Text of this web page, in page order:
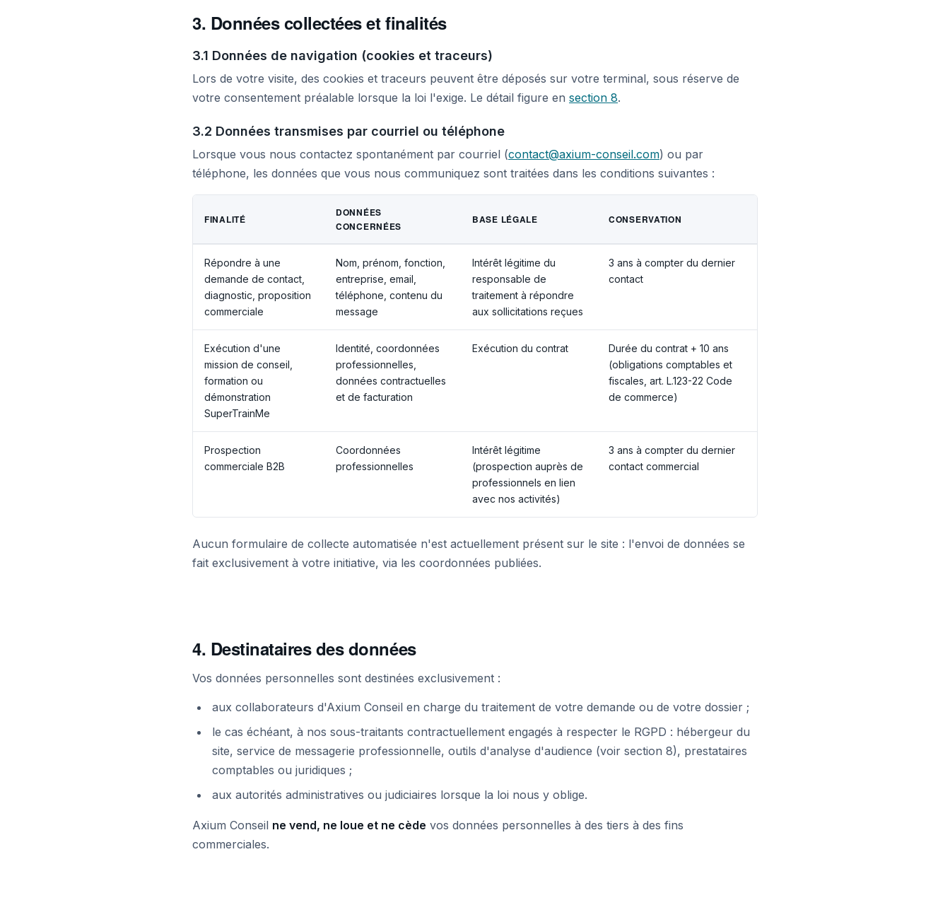
3. Données collectées et finalités
3.1 Données de navigation (cookies et traceurs)
Lors de votre visite, des cookies et traceurs peuvent être déposés sur votre terminal, sous réserve de
votre consentement préalable lorsque la loi l'exige. Le détail figure en section 8.
3.2 Données transmises par courriel ou téléphone
Lorsque vous nous contactez spontanément par courriel (contact@axium-conseil.com) ou par
téléphone, les données que vous nous communiquez sont traitées dans les conditions suivantes :
FINALITÉ
DONNÉES
CONCERNÉES
BASE LÉGALE CONSERVATION
Répondre à une
demande de contact,
diagnostic, proposition
commerciale
Nom, prénom, fonction,
entreprise, email,
téléphone, contenu du
message
Intérêt légitime du
responsable de
traitement à répondre
aux sollicitations reçues
3 ans à compter du dernier
contact
Exécution d'une
mission de conseil,
formation ou
démonstration
SuperTrainMe
Identité, coordonnées
professionnelles,
données contractuelles
et de facturation
Exécution du contrat
Durée du contrat + 10 ans
(obligations comptables et
fiscales, art. L.123-22 Code
de commerce)
Prospection
commerciale B2B
Coordonnées
professionnelles
Intérêt légitime
(prospection auprès de
professionnels en lien
avec nos activités)
3 ans à compter du dernier
contact commercial
Aucun formulaire de collecte automatisée n'est actuellement présent sur le site : l'envoi de données se
fait exclusivement à votre initiative, via les coordonnées publiées.
4. Destinataires des données
Vos données personnelles sont destinées exclusivement :
aux collaborateurs d'Axium Conseil en charge du traitement de votre demande ou de votre dossier ;
le cas échéant, à nos sous-traitants contractuellement engagés à respecter le RGPD : hébergeur du
site, service de messagerie professionnelle, outils d'analyse d'audience (voir section 8), prestataires
comptables ou juridiques ;
aux autorités administratives ou judiciaires lorsque la loi nous y oblige.
Axium Conseil ne vend, ne loue et ne cède vos données personnelles à des tiers à des fins
commerciales.